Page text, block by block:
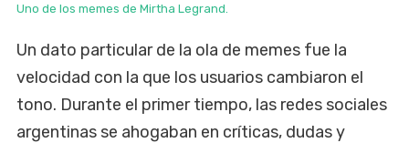
Uno de los memes de Mirtha Legrand.
Un dato particular de la ola de memes fue la
velocidad con la que los usuarios cambiaron el
tono. Durante el primer tiempo, las redes sociales
argentinas se ahogaban en críticas, dudas y